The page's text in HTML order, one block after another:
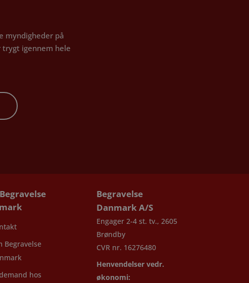
myndigheder på
igennem hele
Begravelse
hos
Begravelse
Danmark A/S
Engager 2-4 st. tv., 2605
Brøndby
CVR nr. 16276480
Henvendelser vedr.
økonomi: